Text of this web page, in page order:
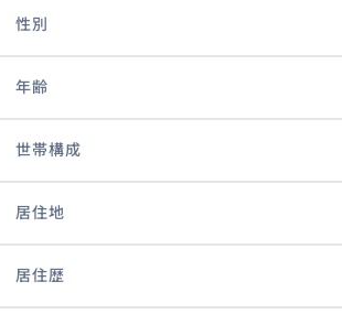
性別
年齢
世帯構成
居住地
居住歴